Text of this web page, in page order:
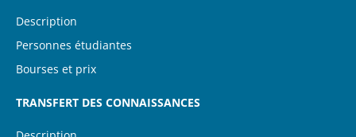
Description
Personnes étudiantes
Bourses et prix
TRANSFERT DES CONNAISSANCES